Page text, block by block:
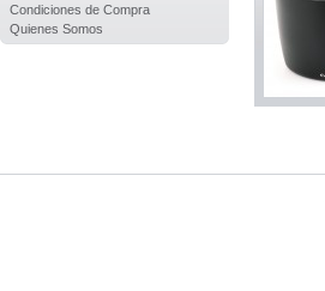
Condiciones de Compra
Quienes Somos